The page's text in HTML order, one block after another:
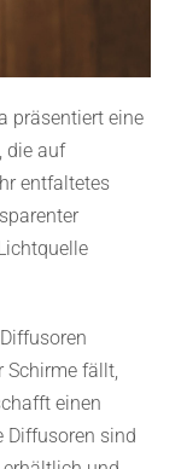
präsentiert eine
die auf
entfaltetes
Schirme fällt,
einen
Diffusoren sind